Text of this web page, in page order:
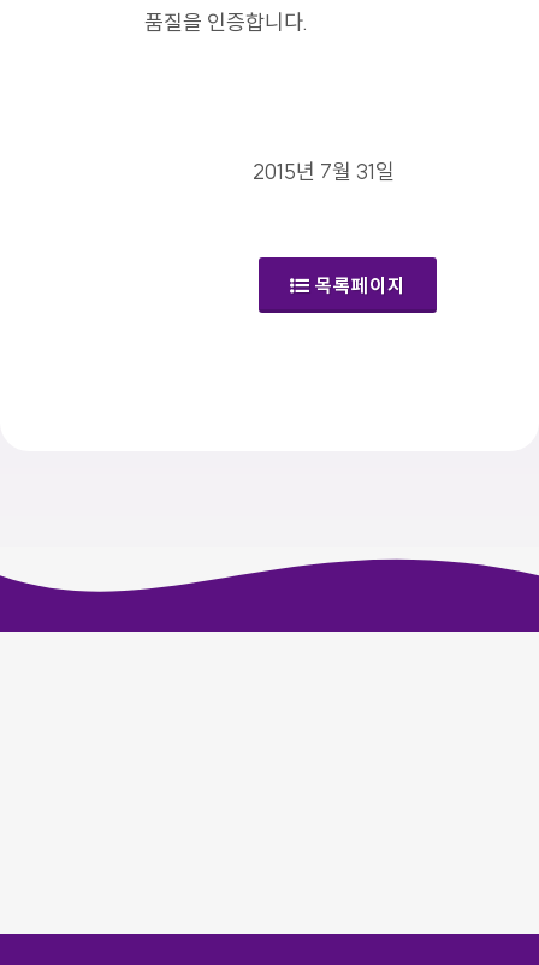
품질을 인증합니다.
2015년 7월 31일
목록페이지